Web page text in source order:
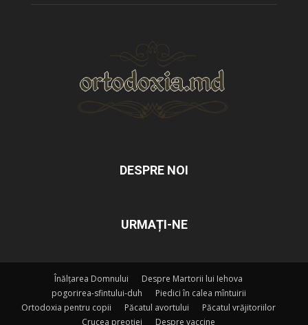
DESPRE NOI
URMAȚI-NE
Înălțarea Domnului
Despre Martorii lui Iehova
pogorirea-sfintului-duh
Piedici în calea mîntuirii
Ortodoxia pentru copii
Păcatul avortului
Păcatul vrăjitoriilor
Crucea preoției
Despre vaccine